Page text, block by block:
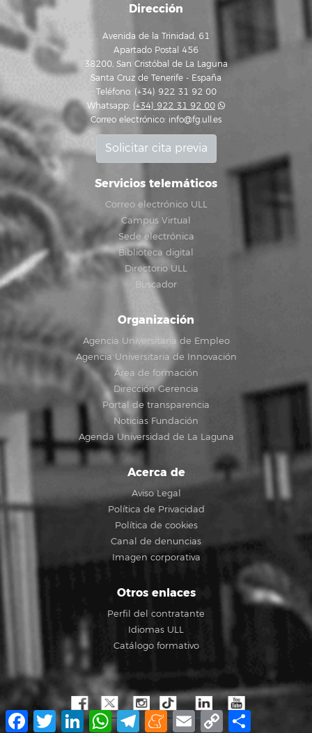
Dirección
Avenida de la Trinidad, 61
Apartado Postal 456
38200, San Cristóbal de La Laguna
Santa Cruz de Tenerife - España
Teléfono: (+34) 922 31 92 00
Whatsapp: (+34) 922 31 92 00
Correo electrónico: info@fg.ull.es
Solicitar cita previa
Servicios telemáticos
Correo electrónico ULL
Campus Virtual
Sede electrónica
Biblioteca digital
Directorio ULL
Buscador
Organización
Agencia Universitaria de Empleo
Agencia Universitaria de Innovación
Área de formación
Dirección Gerencia
Portal de transparencia
Noticias Fundación
Agenda Universidad de La Laguna
Acerca de
Aviso Legal
Política de Privacidad
Política de cookies
Canal de denuncias
Imagen corporativa
Otros enlaces
Perfil del contratante
Idiomas ULL
Catálogo formativo
Facebook
TwitterLinkedInWhatsApp
TelegramMeneame
Email Copy
Link